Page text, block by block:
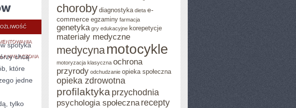
DEKORACJE
I
PODANIE
LODÓW
WYŁĄCZONA
spotyka
chcą
które
jedne
tylko
choroby diagnostyka dieta e-
commerce egzaminy farmacja
genetyka gry edukacyjne korepetycje
materiały medyczne
medycyna motocykle
motoryzacja klasyczna ochrona
przyrody odchudzanie opieka społeczna
opieka zdrowotna
profilaktyka przychodnia
psychologia społeczna recepty